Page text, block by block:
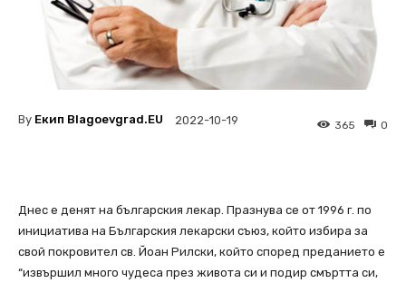
By Екип Blagoevgrad.EU 2022-10-19 0
365
Днес е денят на българския лекар. Празнува се от 1996 г. по
инициатива на Българския лекарски съюз, който избира за
свой покровител св. Йоан Рилски, който според преданието е
“извършил много чудеса през живота си и подир смъртта си,